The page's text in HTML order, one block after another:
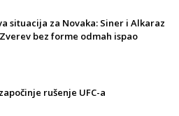
situacija za Novaka: Siner i Alkaraz
bez forme odmah ispao
rušenje UFC-a